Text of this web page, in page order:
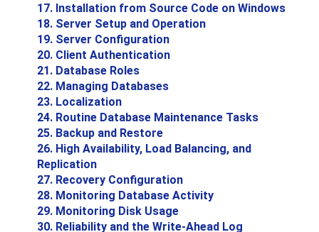
17. Installation from Source Code on Windows
18. Server Setup and Operation
19. Server Configuration
20. Client Authentication
21. Database Roles
22. Managing Databases
23. Localization
24. Routine Database Maintenance Tasks
25. Backup and Restore
26. High Availability, Load Balancing, and
Replication
27. Recovery Configuration
28. Monitoring Database Activity
29. Monitoring Disk Usage
30. Reliability and the Write-Ahead Log